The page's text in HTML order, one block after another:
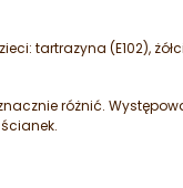
tartrazyna (E102),
różnić.